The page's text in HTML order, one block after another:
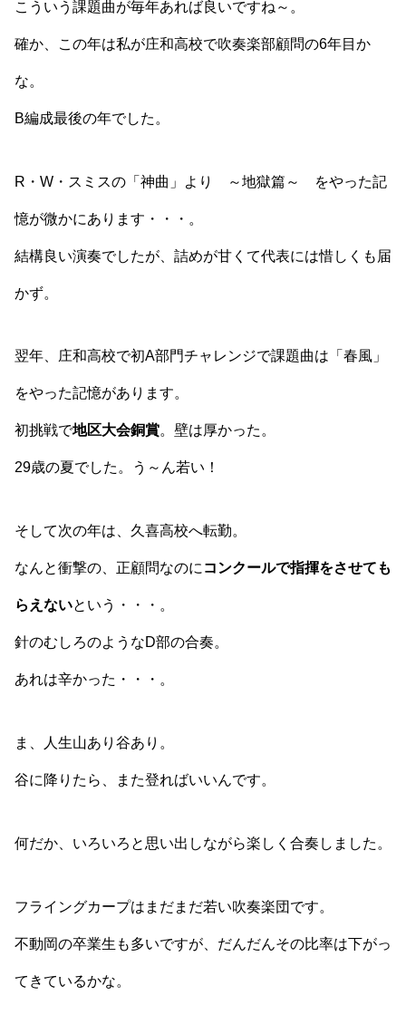
こういう課題曲が毎年あれば良いですね～。
確か、この年は私が庄和高校で吹奏楽部顧問の6年目か
な。
B編成最後の年でした。
R・W・スミスの「神曲」より ～地獄篇～ をやった記
憶が微かにあります・・・。
結構良い演奏でしたが、詰めが甘くて代表には惜しくも届
かず。
翌年、庄和高校で初A部門チャレンジで課題曲は「春風」
をやった記憶があります。
初挑戦で地区大会銅賞。壁は厚かった。
29歳の夏でした。う～ん若い！
そして次の年は、久喜高校へ転勤。
なんと衝撃の、正顧問なのに コンクールで指揮をさせても
らえないという・・・。
針のむしろのようなD部の合奏。
あれは辛かった・・・。
ま、人生山あり谷あり。
谷に降りたら、また登ればいいんです。
何だか、いろいろと思い出しながら楽しく合奏しました。
フライングカープはまだまだ若い吹奏楽団です。
不動岡の卒業生も多いですが、だんだんその比率は下がっ
てきているかな。